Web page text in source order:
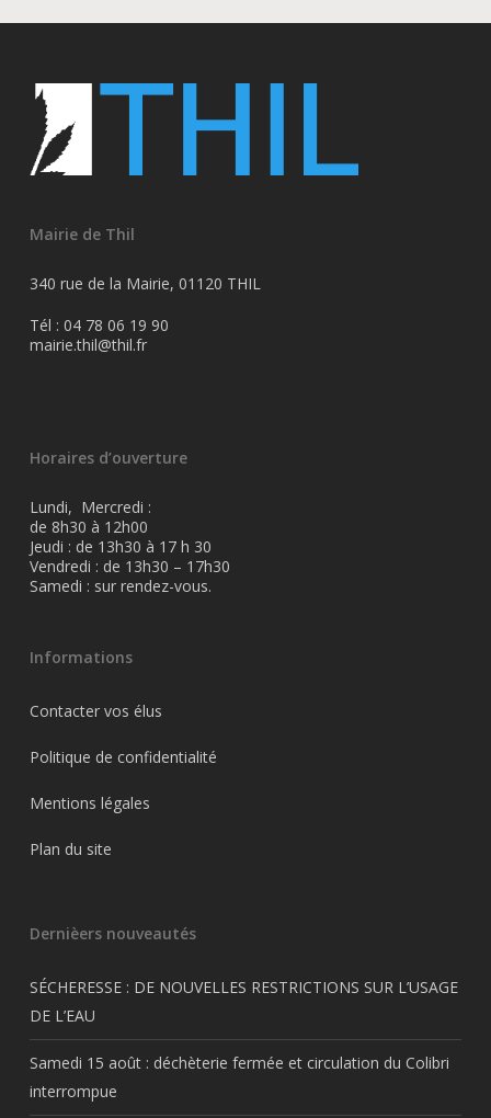
Mairie de Thil
340 rue de la Mairie, 01120 THIL
Tél : 04 78 06 19 90
mairie.thil@thil.fr
Horaires d’ouverture
Lundi, Mercredi :
de 8h30 à 12h00
Jeudi : de 13h30 à 17 h 30
Vendredi : de 13h30 – 17h30
Samedi : sur rendez-vous.
Informations
Contacter vos élus
Politique de confidentialité
Mentions légales
Plan du site
Dernièers nouveautés
SÉCHERESSE : DE NOUVELLES RESTRICTIONS SUR L’USAGE
DE L’EAU
Samedi 15 août : déchèterie fermée et circulation du Colibri
interrompue